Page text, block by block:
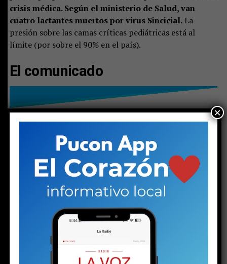
crisis médica. Según el ministerio de Salud, van
cuatro lactantes muertos por virus Sincicial.La
presión sobre las camas críticas pediátricas está al
límite (por sobre el 90% en el país).
El comunicado
×